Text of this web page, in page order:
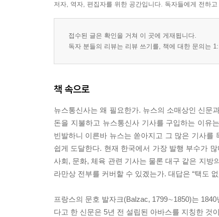
네티즌 세상의 연합뉴스
도매상의 익명성
관영은 정부의 입
35년부터 사진 전송
왜곡된 이미지
메이저의 정보지배
Many Voices, One World
일기당천의 특파원
아쉬운 분업 정신
한·소정상회담의 공신
프랑스혁명은 없었다
전서비둘기와 역마
미리 쓴 기사로 낭패
전산화의 선각자들
저자, 역자, 편집자를 위한 공간입니다. 독자들에게 전하
접수된 글은 확인을 거쳐 이 곳에 게재됩니다.
독자 분들의 리뷰는 리뷰 쓰기를, 책에 대한 문의는
책 속으로
뉴스통신사는 왜 필요한가. 뉴스의 소매상인 신문
돈을 지불하고 뉴스통신사 기사를 구입하는 이유
빈발하니 이른바 뉴스는 쏟아지고 그 많은 기사
쉽게 도달한다. 현재 한국에서 가장 발행 부수가
사회, 문화, 체육 관련 기사는 물론 대구 같은 지방
라만상 전부를 커버할 수 있겠는가. 대답은 “택도
프랑스의 문호 발자크(Balzac, 1799∼1850)는
다고 한 신문은 5년 전 설립된 아바스를 지칭한 것